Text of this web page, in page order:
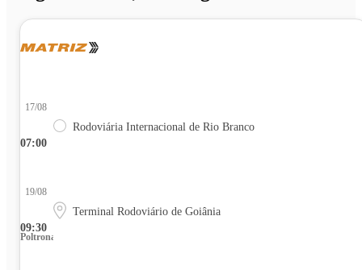
07:00
17/08
Rodoviária Internacional de Rio Branco
09:30
19/08
Terminal Rodoviário de Goiânia
Poltrona